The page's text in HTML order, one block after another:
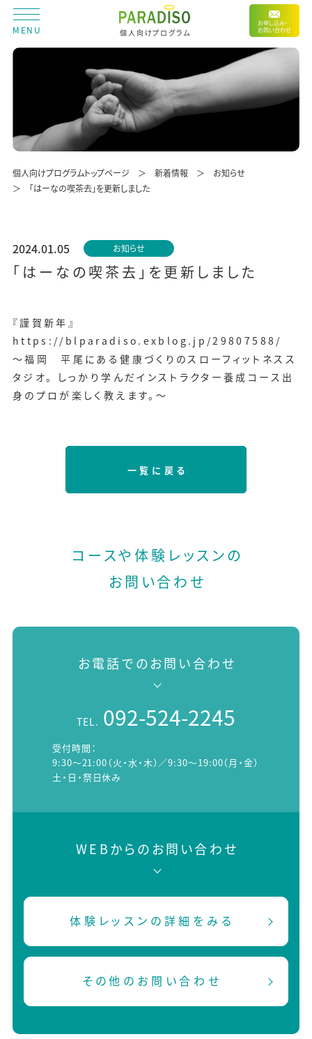
MENU 個人向けプログラム
お申し込み・
お問い合わせ
個人向けプログラムトップページ 新着情報
お知らせ
「はーなの喫茶去」を更新しました
2024.01.05 お知らせ
「はーなの喫茶去」を更新しました
『謹賀新年』
https://blparadiso.exblog.jp/29807588/
～福岡 平尾にある健康づくりのスローフィットネスス
タジオ。 しっかり学んだインストラクター養成コース出
身のプロが楽しく教えます。～
一覧に戻る
コースや体験レッスンの
お問い合わせ
お電話でのお問い合わせ
TEL. 092-524-2245
受付時間：
9:30～21:00（火・水・木）／9:30～19:00（月・金）
土・日・祭日休み
WEBからのお問い合わせ
体験レッスンの詳細をみる
その他のお問い合わせ